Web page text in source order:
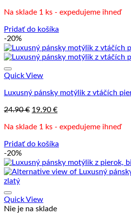
bola:
je:
Na sklade 1 ks - expedujeme ihneď
Pridať do košíka
-20%
Quick View
Luxusný pánsky motýlik z vtáčích
24.90€ Pôvodná
bola:
19.90 €Aktuálna
je:
Na sklade 1 ks - expedujeme ihneď
Pridať do košíka
-20%
Quick View
Nie je na sklade